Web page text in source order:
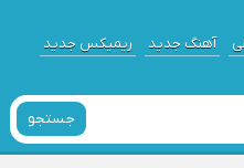
آهنگ جدید ریمیکس جدید
جستجو